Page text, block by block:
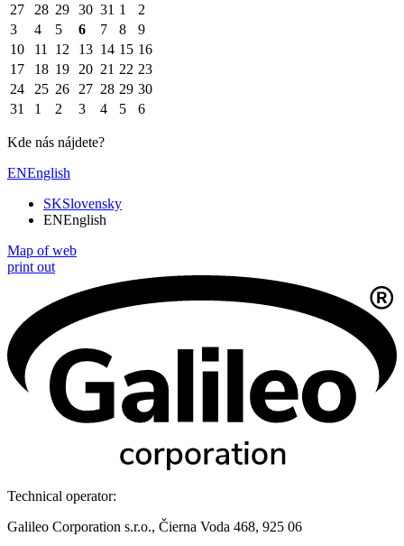
27
28 29 30 31 1
2
3
4 5 6 7 8
9
10
11 12 13 14 15 16
17
18 19 20 21 22 23
24
25 26 27 28 29 30
31
1 2 3 4 5 6
Kde nás nájdete?
ENEnglish
SKSlovensky
ENEnglish
Map of web
print out
Technical operator:
Galileo Corporation s.r.o., Čierna Voda 468, 925 06